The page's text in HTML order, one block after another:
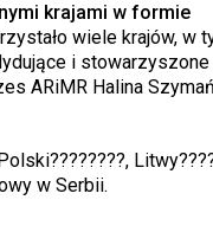
krajami w formie
wiele krajów, w
i stowarzyszone
ARiMR Halina
w Serbii.